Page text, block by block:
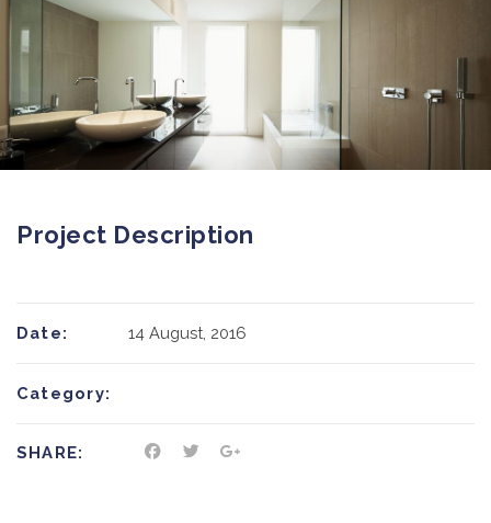
Project Description
Date: 14 August, 2016
Category:
SHARE: